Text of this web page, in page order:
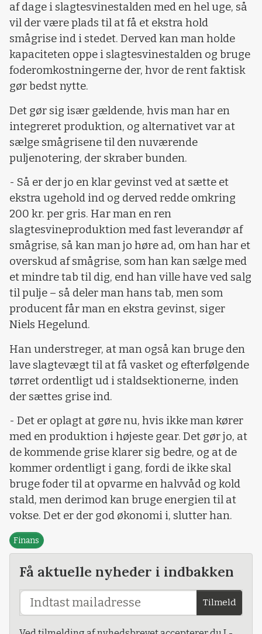
af dage i slagtesvinestalden med en hel uge, så
vil der være plads til at få et ekstra hold
smågrise ind i stedet. Derved kan man holde
kapaciteten oppe i slagtesvinestalden og bruge
foderomkostningerne der, hvor de rent faktisk
gør bedst nytte.
Det gør sig især gældende, hvis man har en
integreret produktion, og alternativet var at
sælge smågrisene til den nuværende
puljenotering, der skraber bunden.
- Så er der jo en klar gevinst ved at sætte et
ekstra ugehold ind og derved redde omkring
200 kr. per gris. Har man en ren
slagtesvineproduktion med fast leverandør af
smågrise, så kan man jo høre ad, om han har et
overskud af smågrise, som han kan sælge med
et mindre tab til dig, end han ville have ved salg
til pulje – så deler man hans tab, men som
producent får man en ekstra gevinst, siger
Niels Hegelund.
Han understreger, at man også kan bruge den
lave slagtevægt til at få vasket og efterfølgende
tørret ordentligt ud i staldsektionerne, inden
der sættes grise ind.
- Det er oplagt at gøre nu, hvis ikke man kører
med en produktion i højeste gear. Det gør jo, at
de kommende grise klarer sig bedre, og at de
kommer ordentligt i gang, fordi de ikke skal
bruge foder til at opvarme en halvvåd og kold
stald, men derimod kan bruge energien til at
vokse. Det er der god økonomi i, slutter han.
Finans
Få aktuelle nyheder i indbakken
Tilmeld